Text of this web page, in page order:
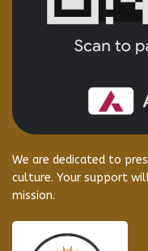
We are dedicated to
culture. Your support
mission.